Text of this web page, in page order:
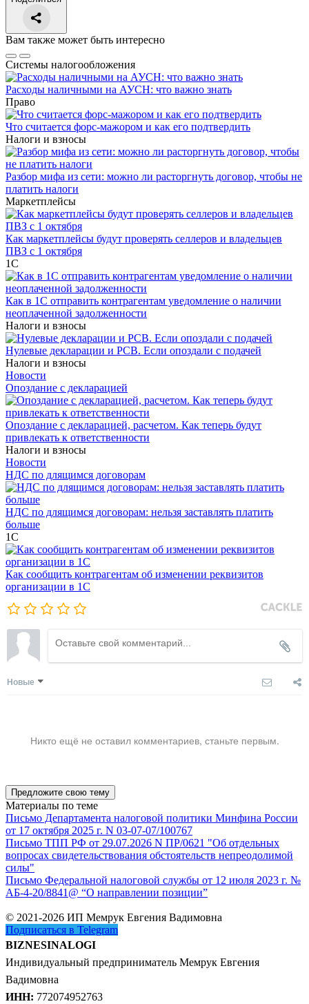
Вам также может быть интересно
Системы налогообложения
Расходы наличными на АУСН: что важно знать
Право
Что считается форс-мажором и как его подтвердить
Налоги и взносы
Разбор мифа из сети: можно ли расторгнуть договор, чтобы не
платить налоги
Маркетплейсы
Как маркетплейсы будут проверять селлеров и владельцев
ПВЗ с 1 октября
1С
Как в 1С отправить контрагентам уведомление о наличии
неоплаченной задолженности
Налоги и взносы
Нулевые декларации и РСВ. Если опоздали с подачей
Налоги и взносы
Новости
Опоздание с декларацией
Опоздание с декларацией, расчетом. Как теперь будут
привлекать к ответственности
Налоги и взносы
Новости
НДС по длящимся договорам
НДС по длящимся договорам: нельзя заставлять платить
больше
1С
Как сообщить контрагентам об изменении реквизитов
организации в 1C
Новые
Никто ещё не оставил комментариев, станьте первым.
Предложите свою тему
Материалы по теме
Письмо Департамента налоговой политики Минфина России
от 17 октября 2025 г. N 03-07-07/100767
Письмо ТПП РФ от 29.07.2026 N ПР/0621 "Об отдельных
вопросах свидетельствования обстоятельств непреодолимой
силы"
Письмо Федеральной налоговой службы от 12 июля 2023 г. №
АБ-4-20/8841@ “О направлении позиции”
© 2021-2026 ИП Мемрук Евгения Вадимовна
Подписаться в Telegram
BIZNESINALOGI
Индивидуальный предприниматель Мемрук Евгения
Вадимовна
ИНН: 772074952763